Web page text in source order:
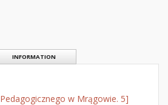
INFORMATION
w Mrągowie. 5]